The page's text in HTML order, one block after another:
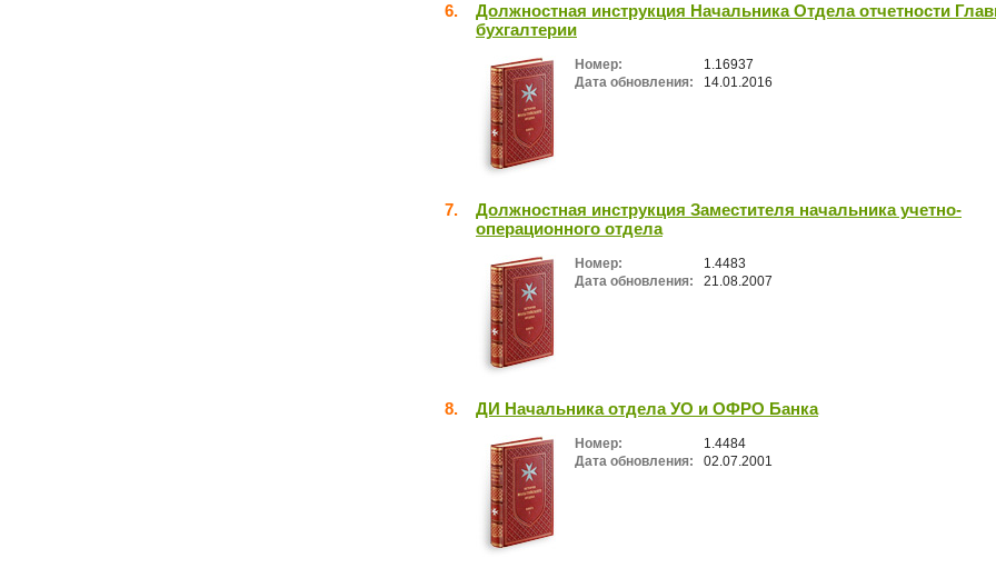
6.
Должностная инструкция Начальника Отдела отчетности
бухгалтерии
Номер:
1.16937
Дата обновления:
14.01.2016
7.
Должностная инструкция Заместителя начальника учетно-
операционного отдела
Номер:
1.4483
Дата обновления:
21.08.2007
8. ДИ Начальника отдела УО и ОФРО Банка
Номер:
1.4484
Дата обновления:
02.07.2001